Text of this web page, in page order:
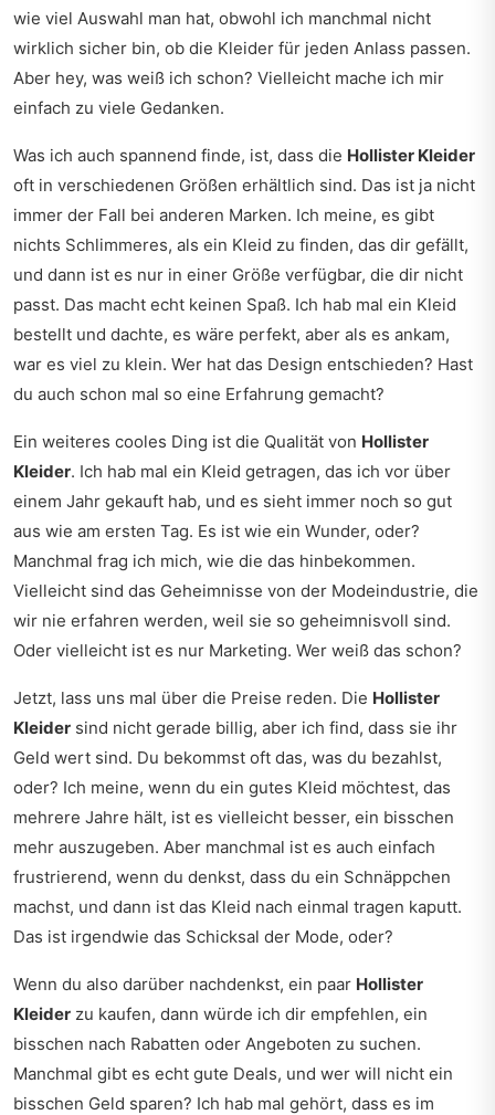
wie viel Auswahl man hat, obwohl ich manchmal nicht
wirklich sicher bin, ob die Kleider für jeden Anlass passen.
Aber hey, was weiß ich schon? Vielleicht mache ich mir
einfach zu viele Gedanken.
Was ich auch spannend finde, ist, dass die Hollister Kleider
oft in verschiedenen Größen erhältlich sind. Das ist ja nicht
immer der Fall bei anderen Marken. Ich meine, es gibt
nichts Schlimmeres, als ein Kleid zu finden, das dir gefällt,
und dann ist es nur in einer Größe verfügbar, die dir nicht
passt. Das macht echt keinen Spaß. Ich hab mal ein Kleid
bestellt und dachte, es wäre perfekt, aber als es ankam,
war es viel zu klein. Wer hat das Design entschieden? Hast
du auch schon mal so eine Erfahrung gemacht?
Ein weiteres cooles Ding ist die Qualität von Hollister
Kleider. Ich hab mal ein Kleid getragen, das ich vor über
einem Jahr gekauft hab, und es sieht immer noch so gut
aus wie am ersten Tag. Es ist wie ein Wunder, oder?
Manchmal frag ich mich, wie die das hinbekommen.
Vielleicht sind das Geheimnisse von der Modeindustrie, die
wir nie erfahren werden, weil sie so geheimnisvoll sind.
Oder vielleicht ist es nur Marketing. Wer weiß das schon?
Jetzt, lass uns mal über die Preise reden. Die Hollister
Kleider sind nicht gerade billig, aber ich find, dass sie ihr
Geld wert sind. Du bekommst oft das, was du bezahlst,
oder? Ich meine, wenn du ein gutes Kleid möchtest, das
mehrere Jahre hält, ist es vielleicht besser, ein bisschen
mehr auszugeben. Aber manchmal ist es auch einfach
frustrierend, wenn du denkst, dass du ein Schnäppchen
machst, und dann ist das Kleid nach einmal tragen kaputt.
Das ist irgendwie das Schicksal der Mode, oder?
Wenn du also darüber nachdenkst, ein paar Hollister
Kleider zu kaufen, dann würde ich dir empfehlen, ein
bisschen nach Rabatten oder Angeboten zu suchen.
Manchmal gibt es echt gute Deals, und wer will nicht ein
bisschen Geld sparen? Ich hab mal gehört, dass es im